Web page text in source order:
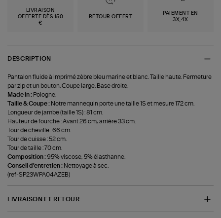
LIVRAISON
OFFERTE DÈS 150
€
RETOUR OFFERT
PAIEMENT EN
3X,4X
DESCRIPTION
Pantalon fluide à imprimé zèbre bleu marine et blanc. Taille haute. Fermeture
par zip et un bouton. Coupe large. Base droite.
Made in : Pologne.
Taille & Coupe : Notre mannequin porte une taille 1S et mesure 172 cm.
Longueur de jambe (taille 1S) : 81 cm.
Hauteur de fourche : Avant 26 cm, arrière 33 cm.
Tour de cheville : 66 cm.
Tour de cuisse : 52 cm.
Tour de taille : 70 cm.
Composition : 95% viscose, 5% élasthanne.
Conseil d'entretien : Nettoyage à sec.
(ref-SP23WPA04AZEB)
LIVRAISON ET RETOUR